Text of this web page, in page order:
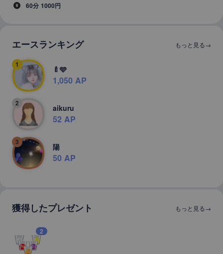
60分 1000円
エースランキング もっと見る→
1 🍼🩵
1,050 AP
2 aikuru
52 AP
3 陽
50 AP
獲得したプレゼント もっと見る→
2